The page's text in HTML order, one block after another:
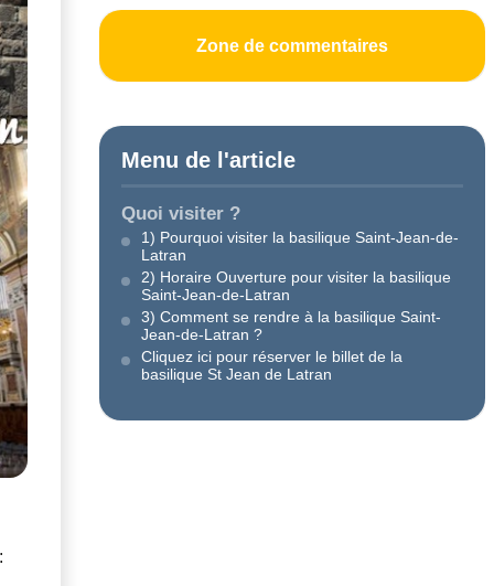
Zone de commentaires
Menu de l'article
Quoi visiter ?
1) Pourquoi visiter la basilique Saint-Jean-de-
Latran
2) Horaire Ouverture pour visiter la basilique
Saint-Jean-de-Latran
3) Comment se rendre à la basilique Saint-
Jean-de-Latran ?
Cliquez ici pour réserver le billet de la
basilique St Jean de Latran